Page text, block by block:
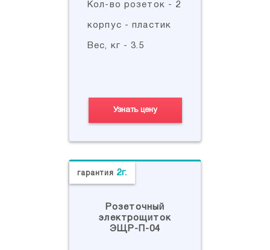
Кол-во розеток - 2
корпус - пластик
Вес, кг - 3.5
Узнать цену
гарантия 2г.
Розеточный
электрощиток
ЭЩР-П-04